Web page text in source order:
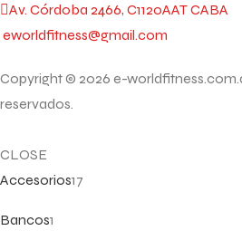
Av. Córdoba 2466, C1120AAT CABA
eworldfitness@gmail.com
Copyright © 2026 e-
reservados.
CLOSE
Accesorios17
Bancos1